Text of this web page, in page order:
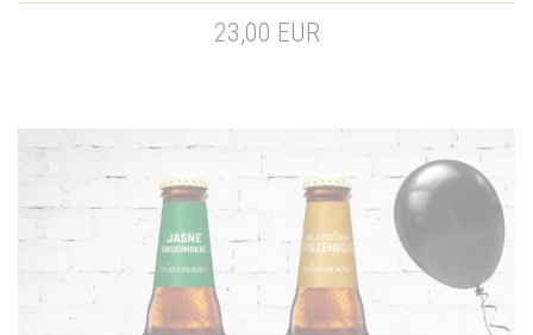
23,00 EUR